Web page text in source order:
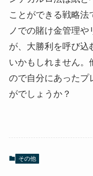
ことができる戦略法
ノでの賭け金管理
が、大勝利を呼び込
いかもしれません。
ので自分にあったプ
がでしょうか？
その他